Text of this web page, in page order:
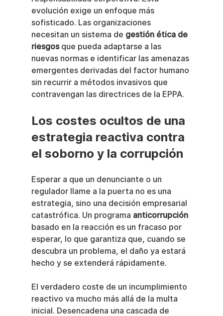
evolución exige un enfoque más
sofisticado. Las organizaciones
necesitan un sistema de gestión ética de
riesgos que pueda adaptarse a las
nuevas normas e identificar las amenazas
emergentes derivadas del factor humano
sin recurrir a métodos invasivos que
contravengan las directrices de la EPPA.
Los costes ocultos de una
estrategia reactiva contra
el soborno y la corrupción
Esperar a que un denunciante o un
regulador llame a la puerta no es una
estrategia, sino una decisión empresarial
catastrófica. Un programa anticorrupción
basado en la reacción es un fracaso por
esperar, lo que garantiza que, cuando se
descubra un problema, el daño ya estará
hecho y se extenderá rápidamente.
El verdadero coste de un incumplimiento
reactivo va mucho más allá de la multa
inicial. Desencadena una cascada de